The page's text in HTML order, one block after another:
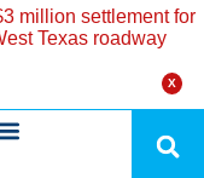
X
million settlement for
Texas roadway